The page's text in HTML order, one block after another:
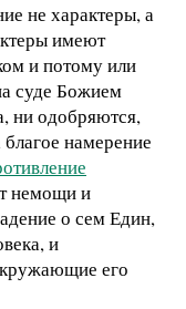
не характеры, а
имеют
и потому или
суде Божием
ни одобряются,
намерение
немощи и
о сем Един,
и
его